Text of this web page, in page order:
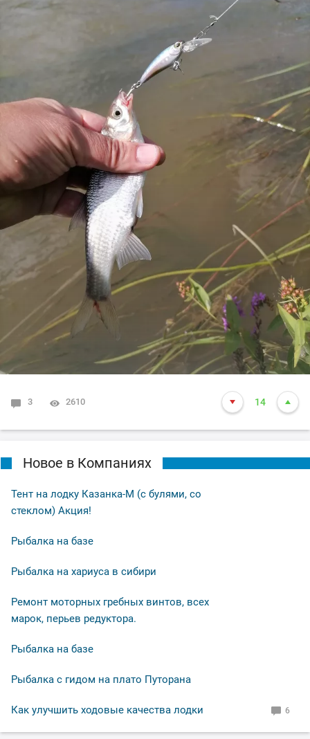
3 2610 14
Новое в Компаниях
Тент на лодку Казанка-М (с булями, со
стеклом) Акция!
Рыбалка на базе
Рыбалка на хариуса в сибири
Ремонт моторных гребных винтов, всех
марок, перьев редуктора.
Рыбалка на базе
Рыбалка с гидом на плато Путорана
Как улучшить ходовые качества лодки 6